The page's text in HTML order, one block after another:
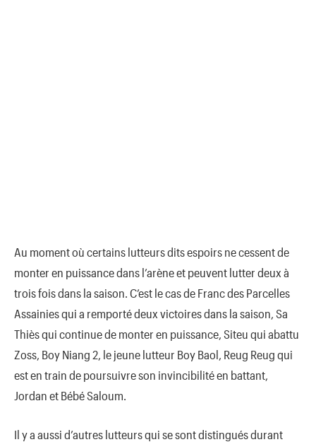
Au moment où certains lutteurs dits espoirs ne cessent de
monter en puissance dans l’arène et peuvent lutter deux à
trois fois dans la saison. C’est le cas de Franc des Parcelles
Assainies qui a remporté deux victoires dans la saison, Sa
Thiès qui continue de monter en puissance, Siteu qui abattu
Zoss, Boy Niang 2, le jeune lutteur Boy Baol, Reug Reug qui
est en train de poursuivre son invincibilité en battant,
Jordan et Bébé Saloum.
Il y a aussi d’autres lutteurs qui se sont distingués durant